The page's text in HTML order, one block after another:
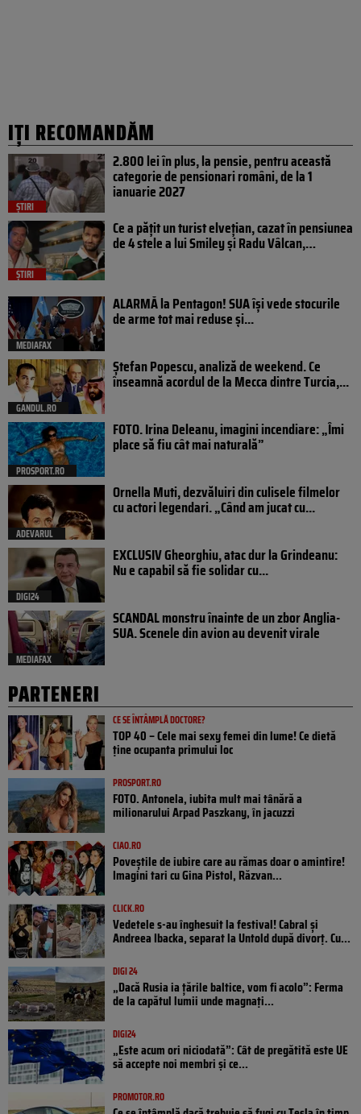
IȚI RECOMANDĂM
ȘTIRI
2.800 lei în plus, la pensie, pentru această
categorie de pensionari români, de la 1
ianuarie 2027
ȘTIRI
Ce a pățit un turist elvețian, cazat în pensiunea
de 4 stele a lui Smiley și Radu Vâlcan,…
MEDIAFAX
ALARMĂ la Pentagon! SUA își vede stocurile
de arme tot mai reduse și...
GANDUL.RO
Ștefan Popescu, analiză de weekend. Ce
înseamnă acordul de la Mecca dintre Turcia,...
PROSPORT.RO
FOTO. Irina Deleanu, imagini incendiare: „Îmi
place să fiu cât mai naturală”
ADEVARUL
Ornella Muti, dezvăluiri din culisele filmelor
cu actori legendari. „Când am jucat cu...
DIGI24
EXCLUSIV Gheorghiu, atac dur la Grindeanu:
Nu e capabil să fie solidar cu...
MEDIAFAX
SCANDAL monstru înainte de un zbor Anglia-
SUA. Scenele din avion au devenit virale
PARTENERI
CE SE ÎNTÂMPLĂ DOCTORE?
TOP 40 – Cele mai sexy femei din lume! Ce dietă
ține ocupanta primului loc
PROSPORT.RO
FOTO. Antonela, iubita mult mai tânără a
milionarului Arpad Paszkany, în jacuzzi
CIAO.RO
Poveştile de iubire care au rămas doar o amintire!
Imagini tari cu Gina Pistol, Răzvan...
CLICK.RO
Vedetele s-au înghesuit la festival! Cabral și
Andreea Ibacka, separat la Untold după divorț. Cu...
DIGI 24
„Dacă Rusia ia țările baltice, vom fi acolo”: Ferma
de la capătul lumii unde magnați...
DIGI24
„Este acum ori niciodată”: Cât de pregătită este UE
să accepte noi membri și ce...
PROMOTOR.RO